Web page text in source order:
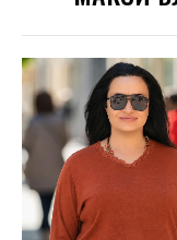
НОВО